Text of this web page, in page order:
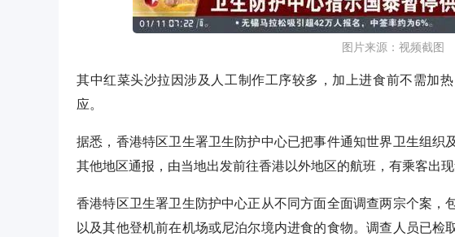
图片来源：视频截图
其中红菜头沙拉因涉及人工制作工序较多，加上进食前不需加
应。
据悉，香港特区卫生署卫生防护中心已把事件通知世界卫生组织
其他地区通报，由当地出发前往香港以外地区的航班，有乘客出现
香港特区卫生署卫生防护中心正从不同方面全面调查两宗个案，
以及其他登机前在机场或尼泊尔境内进食的食物。调查人员已检